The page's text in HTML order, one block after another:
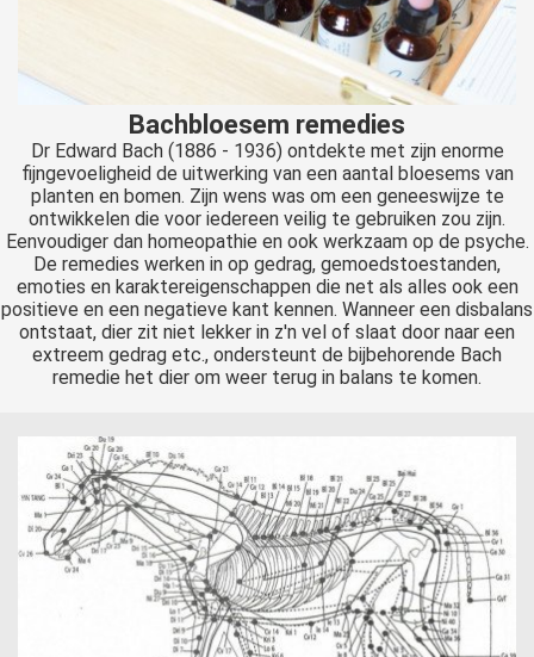
Bachbloesem remedies
Dr Edward Bach (1886 - 1936) ontdekte met zijn enorme
fijngevoeligheid de uitwerking van een aantal bloesems van
planten en bomen. Zijn wens was om een geneeswijze te
ontwikkelen die voor iedereen veilig te gebruiken zou zijn.
Eenvoudiger dan homeopathie en ook werkzaam op de psyche.
De remedies werken in op gedrag, gemoedstoestanden,
emoties en karaktereigenschappen die net als alles ook een
positieve en een negatieve kant kennen. Wanneer een disbalans
ontstaat, dier zit niet lekker in z'n vel of slaat door naar een
extreem gedrag etc., ondersteunt de bijbehorende Bach
remedie het dier om weer terug in balans te komen.